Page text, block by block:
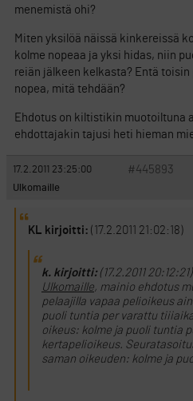
menemistä ohi?
Miten yksilöä näissä kinkereissä
kolme nopeaa ja yksi hidas, niin
reiän jälkeen kelkasta? Entä
nopea, mitä tehdään?
Ehdotus on kiltistikin muotoiltuna
ehdottajakin tajusi heti hieman
17.2.2011 23:25:00 #445893
Ulkomaille
KL kirjoitti: (17.2.2011 21:02:18)
k. kirjoitti:(17.2.2011 20:12:21)
Ulkomaille, mainio ehdotus
pelaajilla vapaa pelioikeus
puoli tuntia per varattu
oikeus: kolme ja puoli tuntia
kertapelioikeus.
saman oikeuden: kolme ja